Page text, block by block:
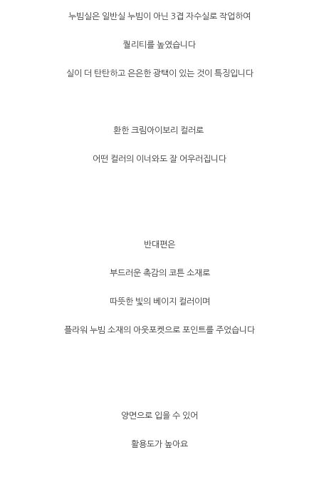
누빔실은 일반실 누빔이 아닌 3겹 자수실로 작업하여
퀄리티를 높였습니다
실이 더 탄탄하고 은은한 광택이 있는 것이 특징입니다
환한 크림아이보리 컬러로
어떤 컬러의 이너와도 잘 어우러집니다
반대편은
부드러운 촉감의 코튼 소재로
따뜻한 빛의 베이지 컬러이며
플라워 누빔 소재의 아웃포켓으로 포인트를 주었습니다
양면으로 입을 수 있어
활용도가 높아요